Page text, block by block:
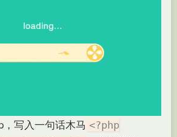
写入一句话木马 <?php